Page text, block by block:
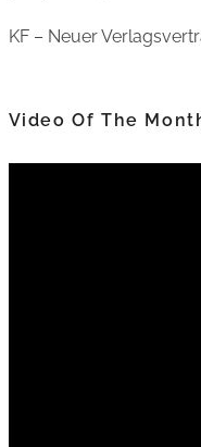
KF – Neuer
Video Of The